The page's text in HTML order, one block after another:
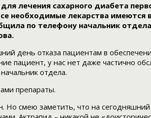
лечения сахарного диабета
необходимые лекарства
по телефону начальник
день отказа пациентам в
пациент, у нас нет даже частично
отдела.
препараты.
Но смею заметить, что на